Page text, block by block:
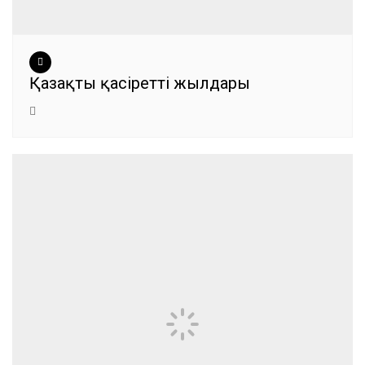
Қазақтың қасіретті жылдары